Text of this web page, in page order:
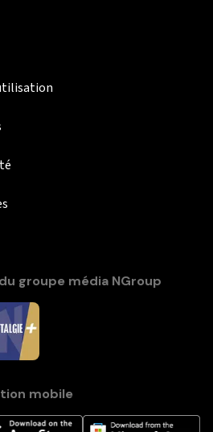
groupe média NGroup
mobile